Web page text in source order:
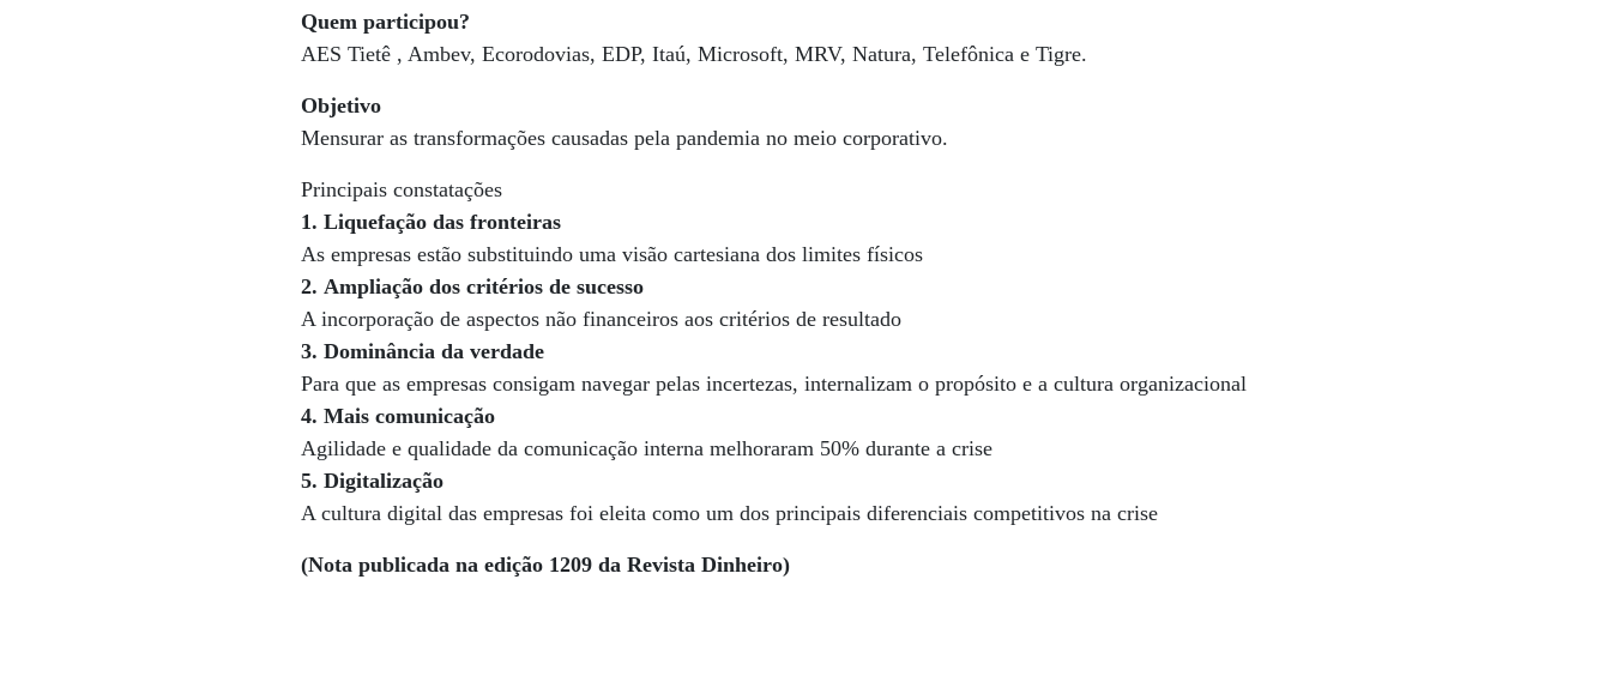
Quem participou?
AES Tietê , Ambev, Ecorodovias, EDP, Itaú, Microsoft, MRV, Natura, Telefônica e Tigre.
Objetivo
Mensurar as transformações causadas pela pandemia no meio corporativo.
Principais constatações
1. Liquefação das fronteiras
As empresas estão substituindo uma visão cartesiana dos limites físicos
2. Ampliação dos critérios de sucesso
A incorporação de aspectos não financeiros aos critérios de resultado
3. Dominância da verdade
Para que as empresas consigam navegar pelas incertezas, internalizam o propósito e a cultura organizacional
4. Mais comunicação
Agilidade e qualidade da comunicação interna melhoraram 50% durante a crise
5. Digitalização
A cultura digital das empresas foi eleita como um dos principais diferenciais competitivos na crise
(Nota publicada na edição 1209 da Revista Dinheiro)